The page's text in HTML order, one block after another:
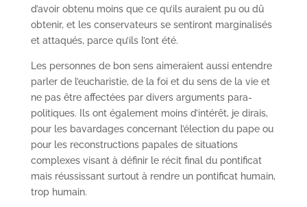
d’avoir obtenu moins que ce qu’ils auraient pu ou dû
obtenir, et les conservateurs se sentiront marginalisés
et attaqués, parce qu’ils l’ont été.
Les personnes de bon sens aimeraient aussi entendre
parler de l’eucharistie, de la foi et du sens de la vie et
ne pas être affectées par divers arguments para-
politiques. Ils ont également moins d’intérêt, je dirais,
pour les bavardages concernant l’élection du pape ou
pour les reconstructions papales de situations
complexes visant à définir le récit final du pontificat
mais réussissant surtout à rendre un pontificat humain,
trop humain.